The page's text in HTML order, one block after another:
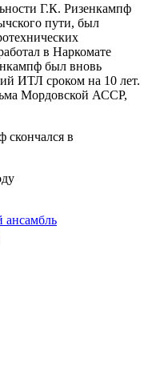
Г.К. Ризенкампф
пути, был
в Наркомате
был вновь
ИТЛ сроком на 10 лет.
Мордовской АССР,
скончался в
ансамбль